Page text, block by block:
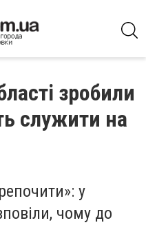
зробили
служити на
у
чому до